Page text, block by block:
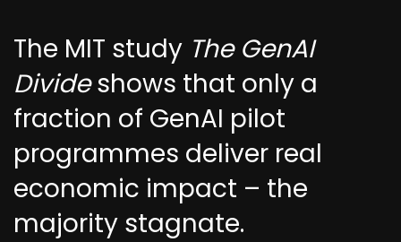
The MIT study The GenAI
Divideshows that only a
fraction of GenAI pilot
programmes deliver real
economic impact – the
majority stagnate.